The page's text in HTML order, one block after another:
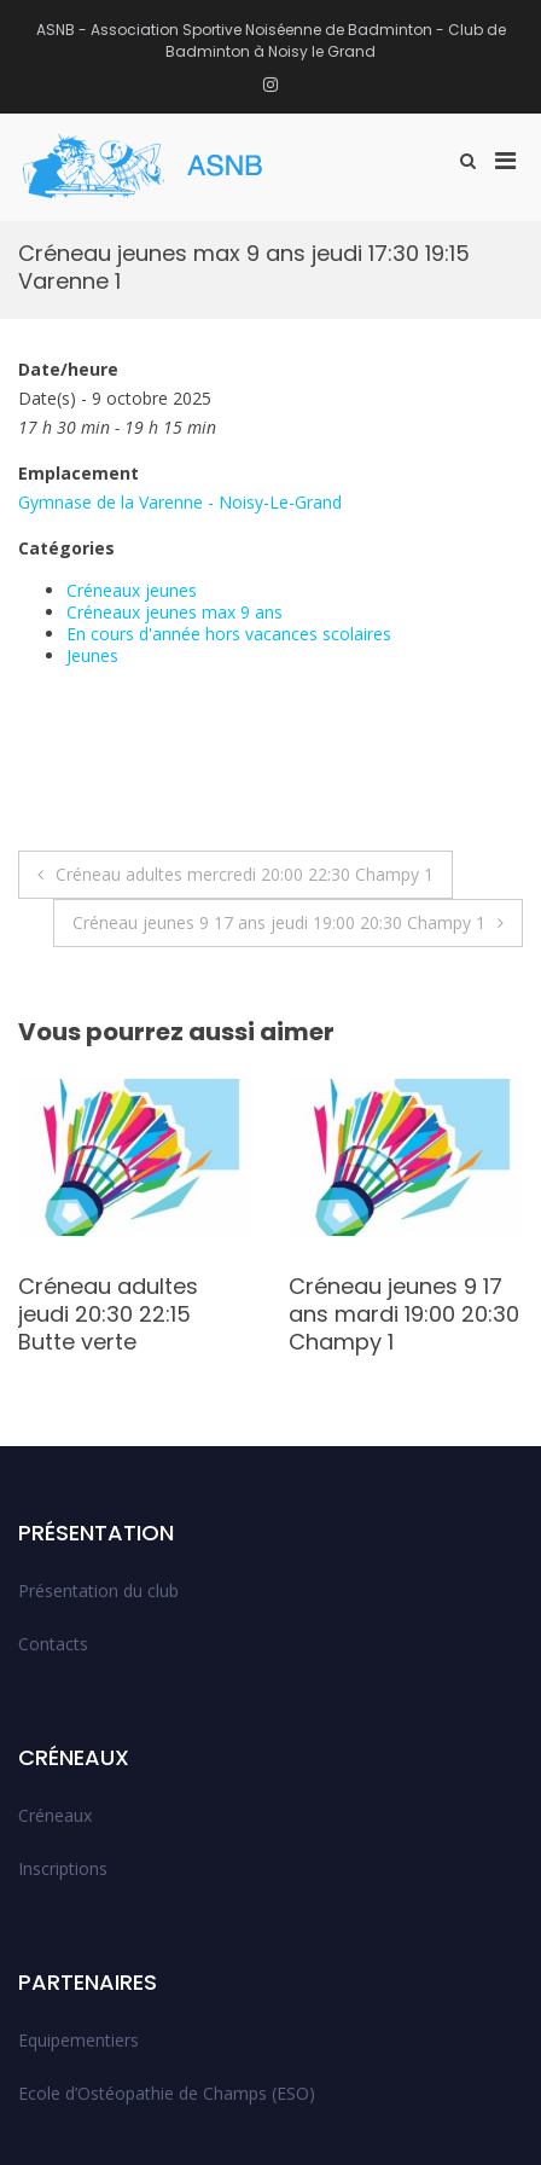
ASNB - Association Sportive Noiséenne de Badminton - Club de
Badminton à Noisy le Grand
Instagram
Afficher
recherche
Créneau jeunes max 9 ans jeudi 17:30 19:15
Varenne 1
Date/heure
Date(s) - 9 octobre 2025
17 h 30 min - 19 h 15 min
Emplacement
Gymnase de la Varenne - Noisy-Le-Grand
Catégories
Créneaux jeunes
Créneaux jeunes max 9 ans
En cours d'année hors vacances scolaires
Jeunes
Navigation
Créneau adultes mercredi 20:00 22:30 Champy 1
Créneau jeunes 9 17 ans jeudi 19:00 20:30 Champy 1
Vous pourrez aussi aimer
Créneau adultes
jeudi 20:30 22:15
Butte verte
Créneau jeunes 9 17
ans mardi 19:00 20:30
Champy 1
PRÉSENTATION
Présentation du club
Contacts
CRÉNEAUX
Créneaux
Inscriptions
PARTENAIRES
Equipementiers
Ecole d’Ostéopathie de Champs (ESO)